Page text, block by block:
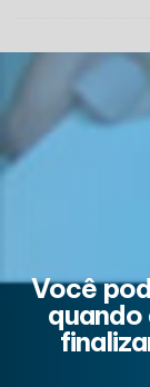
Você
quando